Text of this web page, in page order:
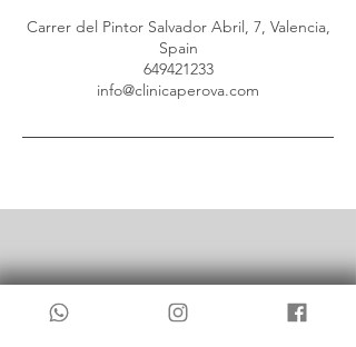
Carrer del Pintor Salvador Abril, 7, Valencia,
Spain
649421233
info@clinicaperova.com